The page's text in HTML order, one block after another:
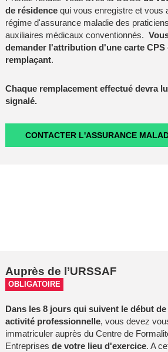
de résidencequi vous enregistre et vous
régime d'assurance maladie des
auxiliaires médicaux conventionnés.
demander l'attribution d'une carte CPS
remplaçant.
Chaque remplacement effectué devra
signalé.
CONTACTER L'ASSURANCE
Auprès de l’URSSAF
OBLIGATOIRE
Dans les 8 jours qui suivent le début
activité professionnelle, vous devez
immatriculer auprès du Centre de
Entreprises de votre lieu d'exercice. A